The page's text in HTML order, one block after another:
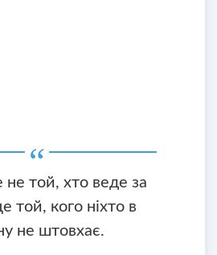
не той, хто веде за
той, кого ніхто в
не штовхає.